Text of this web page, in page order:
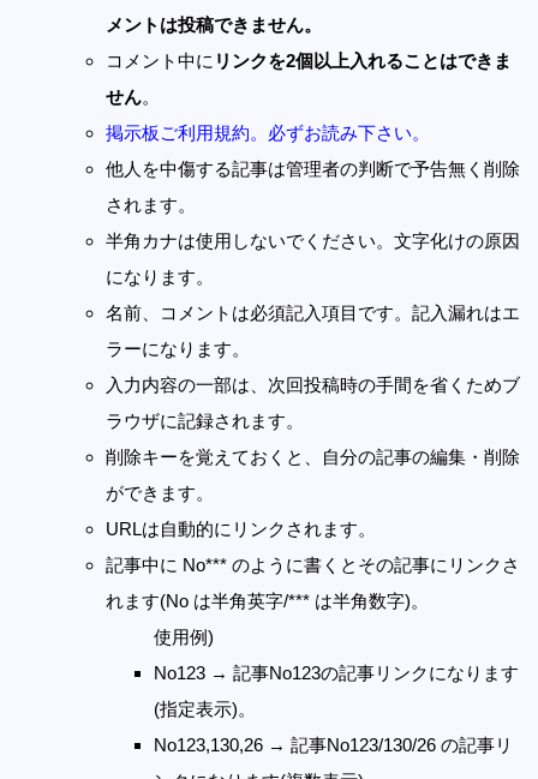
メントは投稿できません。
コメント中に リンクを2個以上入れることはできま
せん。
掲示板ご利用規約。必ずお読み下さい。
他人を中傷する記事は管理者の判断で予告無く削除
されます。
半角カナは使用しないでください。文字化けの原因
になります。
名前、コメントは必須記入項目です。記入漏れはエ
ラーになります。
入力内容の一部は、次回投稿時の手間を省くためブ
ラウザに記録されます。
削除キーを覚えておくと、自分の記事の編集・削除
ができます。
URLは自動的にリンクされます。
記事中に No*** のように書くとその記事にリンクさ
れます(No は半角英字/*** は半角数字)。
使用例)
No123 → 記事No123の記事リンクになります
(指定表示)。
No123,130,26 → 記事No123/130/26 の記事リ